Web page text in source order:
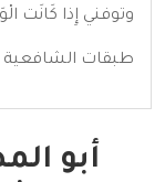
وتوفني إِذا كَانَت
طبقات الشافعية
أبو